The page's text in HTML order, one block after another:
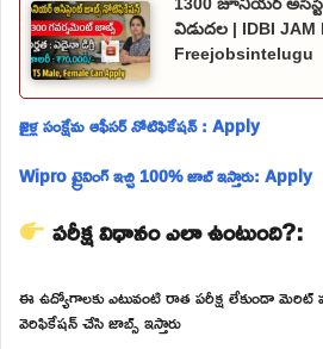
విడుదల | IDBI JAM
Freejobsintelugu
జైళ్ల సంక్షేమ ఆఫీసర్ నోటిఫికేషన్ : Apply
Wipro ట్రైనింగ్ ఇచ్చి 100% జాబ్ ఇస్తారు: Apply
పరీక్ష విధానం ఎలా ఉంటుంది?:
ఈ ఉద్యోగాలకు ఎటువంటి రాత పరీక్ష లేకుండా
వెరిఫికేషన్ చేసి జాబ్స్ ఇస్తారు